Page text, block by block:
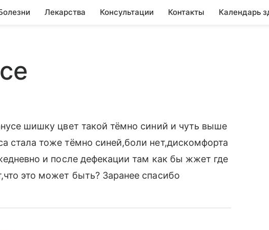
Лекарства Консультации Контакты Календарь
шишку цвет такой тёмно синий и чуть выше
стала тоже тёмно синей,боли нет,дискомфорта
и после дефекации там как бы жжет где
это может быть? Заранее спасибо